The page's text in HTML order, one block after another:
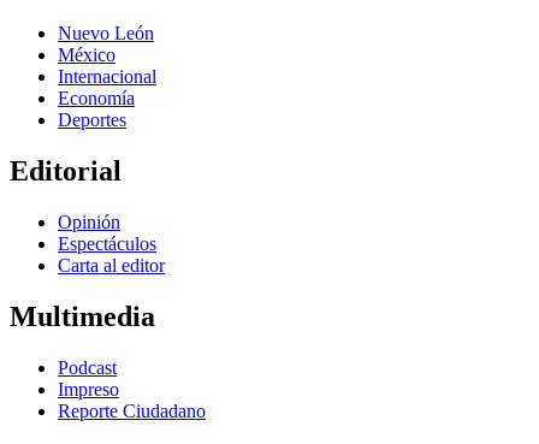
Nuevo León
México
Internacional
Economía
Deportes
Editorial
Opinión
Espectáculos
Carta al editor
Multimedia
Podcast
Impreso
Reporte Ciudadano